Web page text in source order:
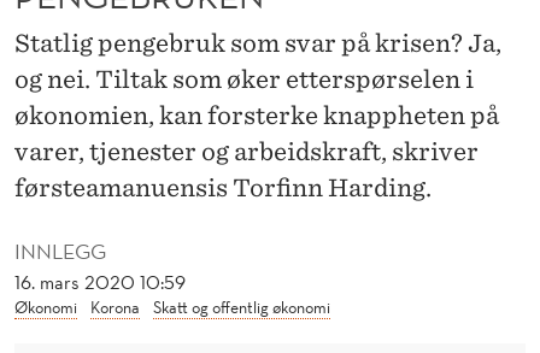
Å
V
Æ
R
V
A
INNLEGG
16. mars 2020 10:59
Økonomi Korona Skatt og offentlig økonomi
Statlig pengebruk som svar på krisen? Ja,
og nei. Tiltak som øker etterspørselen i
økonomien, kan forsterke knappheten på
varer, tjenester og arbeidskraft, skriver
førsteamanuensis Torfinn Harding.